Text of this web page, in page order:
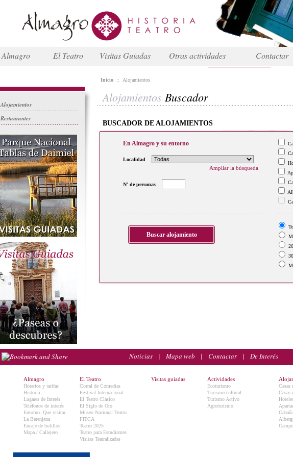
Almagro El Teatro Visitas Guiadas Otras actividades Contactar
Alojamientos
Restaurantes
Inicio :: Alojamientos
Alojamientos Buscador
BUSCADOR DE ALOJAMIENTOS
En Almagro y su entorno
Localidad
Ampliar la búsqueda
Nº de personas
Noticias | Mapa web | Contactar| De Interés
Almagro
Horarios y tarifas
Historia
Lugares de Interés
Teléfonos de interés
Entorno. Que visitar.
La Berenjena
Encaje de bolillos
Mapa / Callejero
El Teatro
Corral de Comedias
Festival Internacional
El Teatro Clásico
El Siglo de Oro
Museo Nacional Teatro
FITCA
Teatro 2025
Teatro para Estudiantes
Visitas Teatralizadas
Visitas guiadas Actividades
Ecoturismo
Turismo cultural
Turismo Activo
Agroturismo
Casas
Casas